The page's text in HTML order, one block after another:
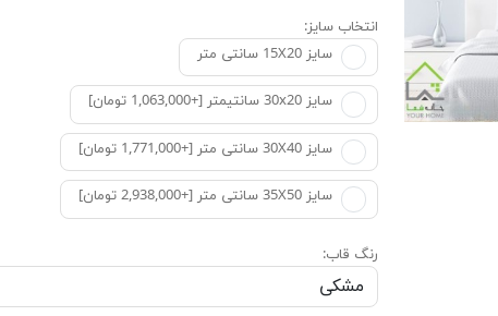
انتخاب سایز:
سایز 15X20 سانتی متر
سایز 30x20 سانتیمتر [+1,063,000 تومان]
سایز 30X40 سانتی متر [+1,771,000 تومان]
سایز 35X50 سانتی متر [+2,938,000 تومان]
رنگ قاب: